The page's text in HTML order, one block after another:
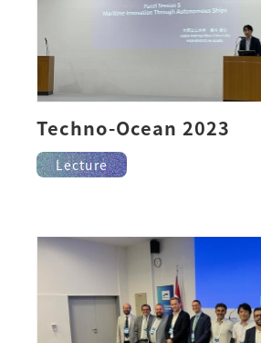
Lecture
Techno-Ocean 2023